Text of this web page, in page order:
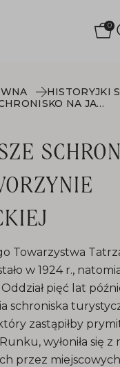
0
HISTORYJKI
PIERWSZE SCHRONISKO NA JAWORZYNIE KRYNICKIEJ
Towarzystwa
w 1924 r.,
pięć lat
schroniska
zastąpiłby
wyłoniła się
przez miejscowych